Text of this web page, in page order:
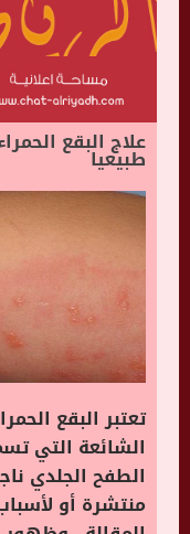
علاج البقع
طبيعيا
تعتبر البقع
الشائعة التي
الطفح الجلدي
منتشرة أو